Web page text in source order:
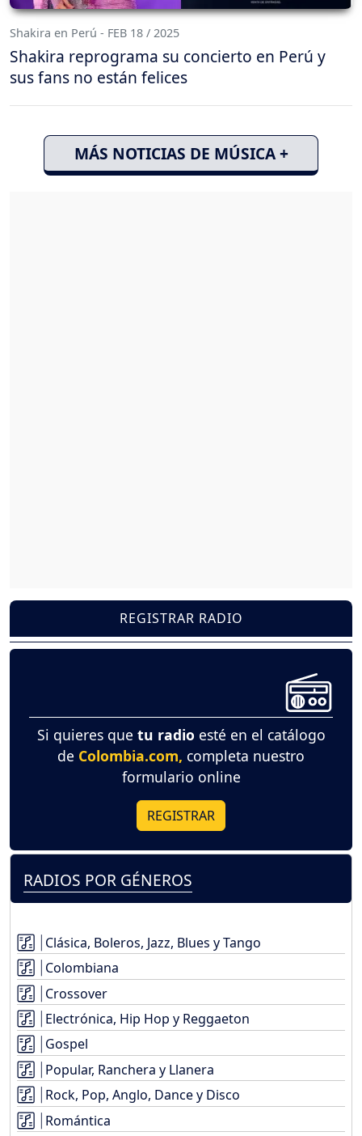
Shakira en Perú - FEB 18 / 2025
Shakira reprograma su concierto en Perú y
sus fans no están felices
MÁS NOTICIAS DE MÚSICA +
REGISTRAR RADIO
Si quieres que tu radio esté en el catálogo
de Colombia.com, completa nuestro
formulario online
REGISTRAR
RADIOS POR GÉNEROS
Clásica, Boleros, Jazz, Blues y Tango
Colombiana
Crossover
Electrónica, Hip Hop y Reggaeton
Gospel
Popular, Ranchera y Llanera
Rock, Pop, Anglo, Dance y Disco
Romántica